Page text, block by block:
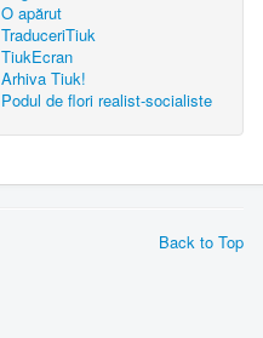
O apărut
TraduceriTiuk
TiukEcran
Arhiva Tiuk!
Podul de flori realist-socialiste
Back to Top